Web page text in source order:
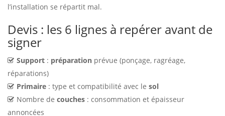
l’installation se répartit mal.
Devis : les 6 lignes à repérer avant de
signer
Support : préparation prévue (ponçage, ragréage,
réparations)
Primaire : type et compatibilité avec le sol
Nombre de couches : consommation et épaisseur
annoncées